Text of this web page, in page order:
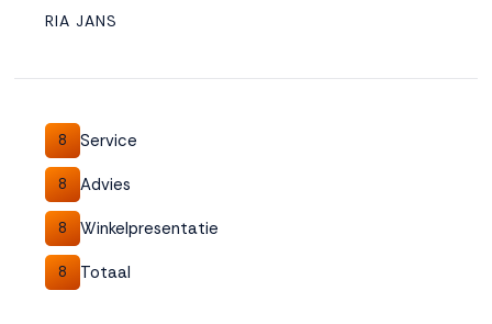
RIA JANS
8 Service
8 Advies
8 Winkelpresentatie
8 Totaal